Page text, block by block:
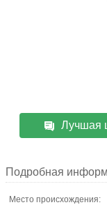
Лучшая
Подробная
Место происхождения: